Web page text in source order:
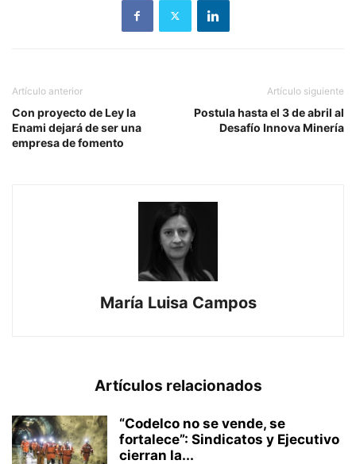
Artículo anterior
Con proyecto de Ley la
Enami dejará de ser una
empresa de fomento
Artículo siguiente
Postula hasta el 3 de abril al
Desafío Innova Minería
María Luisa Campos
Artículos relacionados
“Codelco no se vende, se
fortalece”: Sindicatos y Ejecutivo
cierran la...